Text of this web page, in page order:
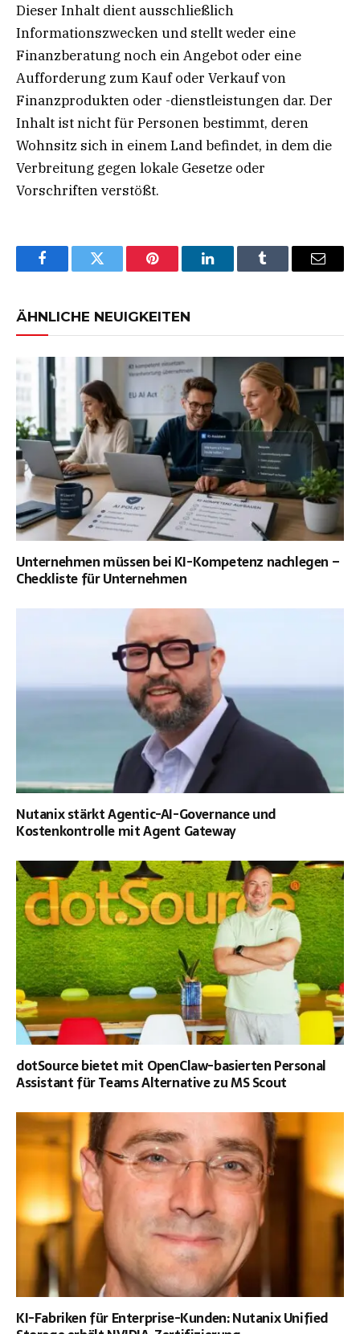
Dieser Inhalt dient ausschließlich
Informationszwecken und stellt weder eine
Finanzberatung noch ein Angebot oder eine
Aufforderung zum Kauf oder Verkauf von
Finanzprodukten oder -dienstleistungen dar. Der
Inhalt ist nicht für Personen bestimmt, deren
Wohnsitz sich in einem Land befindet, in dem die
Verbreitung gegen lokale Gesetze oder
Vorschriften verstößt.
FacebookTwitter Pinterest LinkedInTumblr Email
ÄHNLICHE NEUIGKEITEN
Unternehmen müssen bei KI-Kompetenz nachlegen –
Checkliste für Unternehmen
Nutanix stärkt Agentic-AI-Governance und
Kostenkontrolle mit Agent Gateway
dotSource bietet mit OpenClaw-basierten Personal
Assistant für Teams Alternative zu MS Scout
KI-Fabriken für Enterprise-Kunden: Nutanix Unified